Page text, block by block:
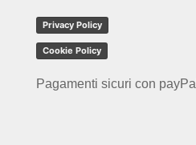
Privacy Policy
Cookie Policy
Pagamenti sicuri con payPal